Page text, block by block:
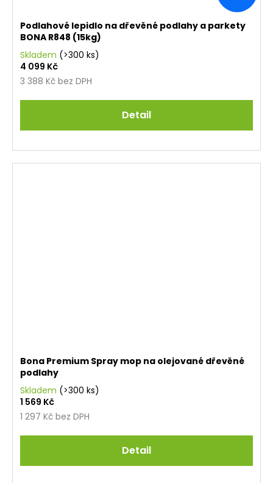
Podlahové lepidlo na dřevěné podlahy a parkety
BONA R848 (15kg)
Skladem (>300 ks)
3 388 Kč bez DPH
4 099 Kč
Detail
Bona Premium Spray mop na olejované dřevěné
podlahy
Skladem (>300 ks)
1 297 Kč bez DPH
1 569 Kč
Detail